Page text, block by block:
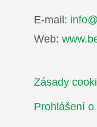
E-mail:
Web:
Zásady
Prohlášení